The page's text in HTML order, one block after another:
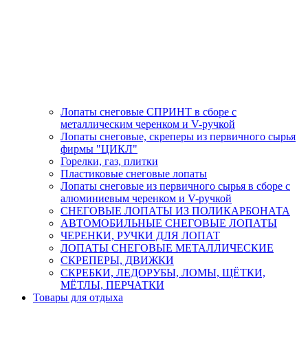
Лопаты снеговые СПРИНТ в сборе с
металлическим черенком и V-ручкой
Лопаты снеговые, скреперы из первичного сырья
фирмы "ЦИКЛ"
Горелки, газ, плитки
Пластиковые снеговые лопаты
Лопаты снеговые из первичного сырья в сборе с
алюминиевым черенком и V-ручкой
СНЕГОВЫЕ ЛОПАТЫ ИЗ ПОЛИКАРБОНАТА
АВТОМОБИЛЬНЫЕ СНЕГОВЫЕ ЛОПАТЫ
ЧЕРЕНКИ, РУЧКИ ДЛЯ ЛОПАТ
ЛОПАТЫ СНЕГОВЫЕ МЕТАЛЛИЧЕСКИЕ
СКРЕПЕРЫ, ДВИЖКИ
СКРЕБКИ, ЛЕДОРУБЫ, ЛОМЫ, ЩЁТКИ,
МЁТЛЫ, ПЕРЧАТКИ
Товары для отдыха